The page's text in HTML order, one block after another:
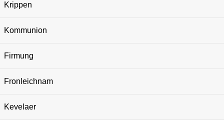
Krippen
Kommunion
Firmung
Fronleichnam
Kevelaer